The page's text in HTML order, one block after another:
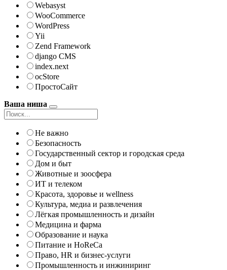
Webasyst
WooCommerce
WordPress
Yii
Zend Framework
django CMS
index.next
ocStore
ПростоСайт
Ваша ниша
Не важно
Безопасность
Государственный сектор и городская среда
Дом и быт
Животные и зоосфера
ИТ и телеком
Красота, здоровье и wellness
Культура, медиа и развлечения
Лёгкая промышленность и дизайн
Медицина и фарма
Образование и наука
Питание и HoReCa
Право, HR и бизнес-услуги
Промышленность и инжиниринг